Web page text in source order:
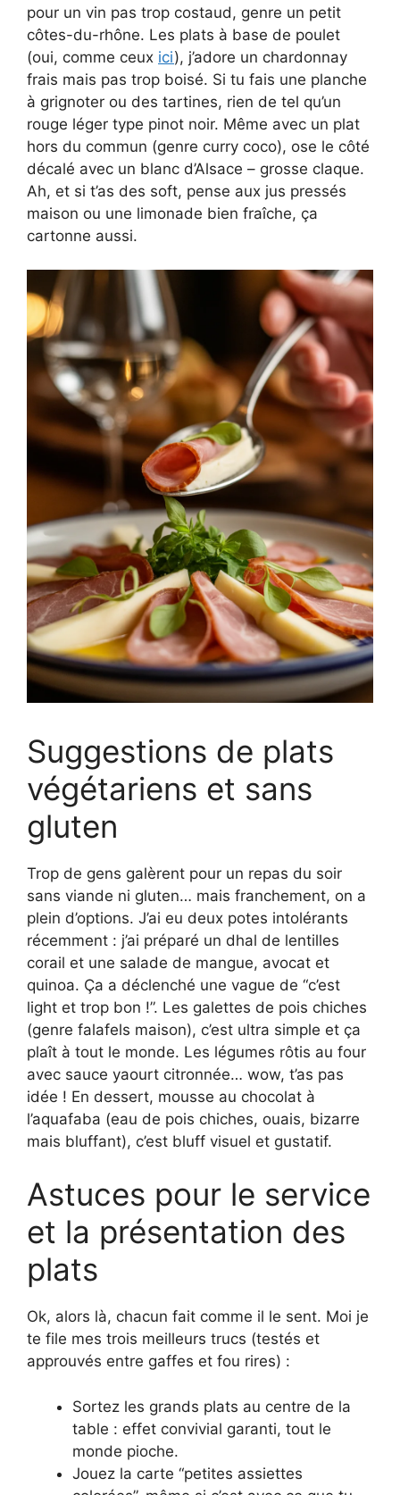
pour un vin pas trop costaud, genre un petit
côtes-du-rhône. Les plats à base de poulet
(oui, comme ceux ici), j’adore un chardonnay
frais mais pas trop boisé. Si tu fais une planche
à grignoter ou des tartines, rien de tel qu’un
rouge léger type pinot noir. Même avec un plat
hors du commun (genre curry coco), ose le côté
décalé avec un blanc d’Alsace – grosse claque.
Ah, et si t’as des soft, pense aux jus pressés
maison ou une limonade bien fraîche, ça
cartonne aussi.
Suggestions de plats
végétariens et sans
gluten
Trop de gens galèrent pour un repas du soir
sans viande ni gluten… mais franchement, on a
plein d’options. J’ai eu deux potes intolérants
récemment : j’ai préparé un dhal de lentilles
corail et une salade de mangue, avocat et
quinoa. Ça a déclenché une vague de “c’est
light et trop bon !”. Les galettes de pois chiches
(genre falafels maison), c’est ultra simple et ça
plaît à tout le monde. Les légumes rôtis au four
avec sauce yaourt citronnée… wow, t’as pas
idée ! En dessert, mousse au chocolat à
l’aquafaba (eau de pois chiches, ouais, bizarre
mais bluffant), c’est bluff visuel et gustatif.
Astuces pour le service
et la présentation des
plats
Ok, alors là, chacun fait comme il le sent. Moi je
te file mes trois meilleurs trucs (testés et
approuvés entre gaffes et fou rires) :
Sortez les grands plats au centre de la
table : effet convivial garanti, tout le
monde pioche.
Jouez la carte “petites assiettes